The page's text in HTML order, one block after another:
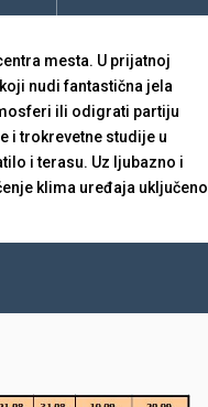
mesta. U prijatnoj
nudi fantastična jela
ili odigrati partiju
i trokrevetne studije u
i terasu. Uz ljubazno i
klima uređaja uključeno